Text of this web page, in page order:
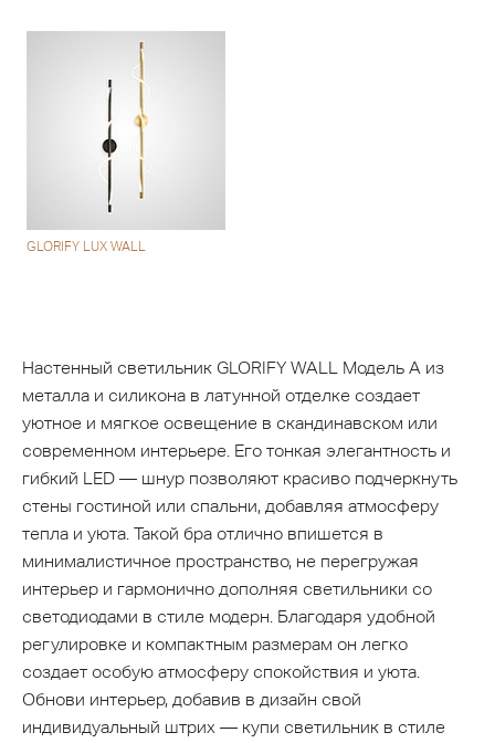
GLORIFY LUX WALL
Настенный светильник GLORIFY WALL Модель А из
металла и силикона в латунной отделке создает
уютное и мягкое освещение в скандинавском или
современном интерьере. Его тонкая элегантность и
гибкий LED — шнур позволяют красиво подчеркнуть
стены гостиной или спальни, добавляя атмосферу
тепла и уюта. Такой бра отлично впишется в
минималистичное пространство, не перегружая
интерьер и гармонично дополняя светильники со
светодиодами в стиле модерн. Благодаря удобной
регулировке и компактным размерам он легко
создает особую атмосферу спокойствия и уюта.
Обнови интерьер, добавив в дизайн свой
индивидуальный штрих — купи светильник в стиле